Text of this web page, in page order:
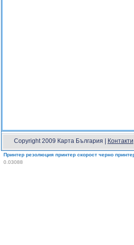
Copyright 2009 Карта България | Контакти
Принтер резолюция принтер скорост черно
0.03088